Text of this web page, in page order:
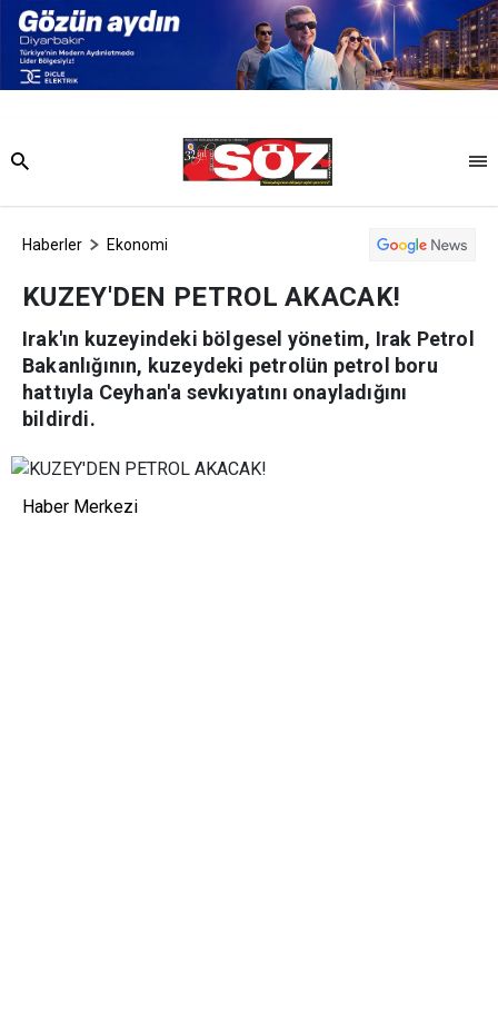
Haberler Ekonomi
KUZEY'DEN PETROL AKACAK!
Irak'ın kuzeyindeki bölgesel yönetim, Irak Petrol
Bakanlığının, kuzeydeki petrolün petrol boru
hattıyla Ceyhan'a sevkıyatını onayladığını
bildirdi.
Haber Merkezi